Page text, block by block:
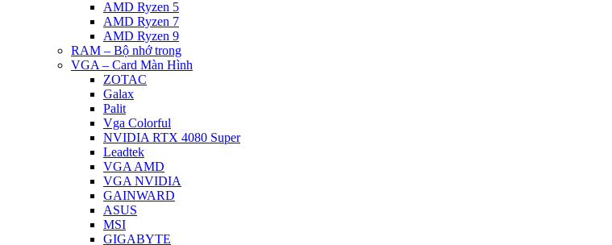
AMD Ryzen 5
AMD Ryzen 7
AMD Ryzen 9
RAM – Bộ nhớ trong
VGA – Card Màn Hình
ZOTAC
Galax
Palit
Vga Colorful
NVIDIA RTX 4080 Super
Leadtek
VGA AMD
VGA NVIDIA
GAINWARD
ASUS
MSI
GIGABYTE